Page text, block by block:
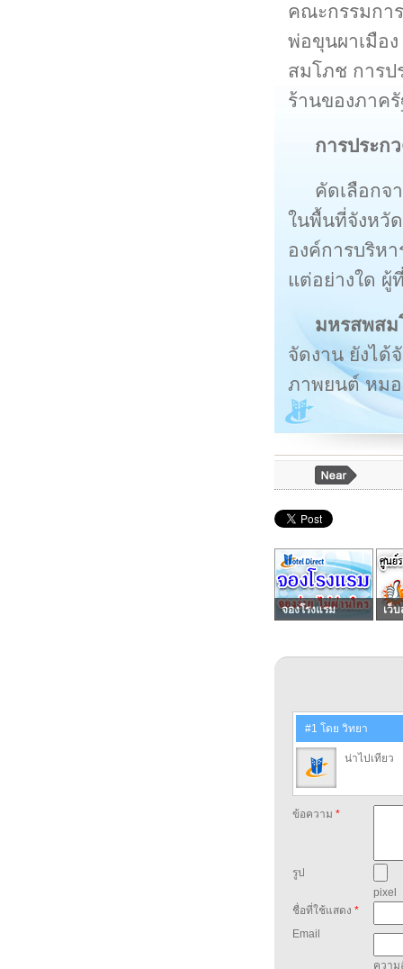
คณะกรรมกา
พ่อขุนผาเมือ
สมโภช การป
ร้านของภาค
การประก
คัดเลือกจ
ในพื้นที่จังหวั
องค์การบริห
แต่อย่างใด ผู้
มหรสพส
จัดงาน ยังไ
ภาพยนต์ หมอ
จองโรงแรม เว็
#1 โดย วิทยา
น่าไปเทียว
ข้อความ *
รูป
pixel
ชื่อที่ใช้แสดง *
Email
ความ